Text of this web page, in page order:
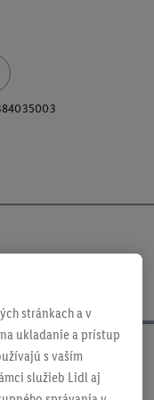
stránkach a v
ukladanie a prístup
s vaším
služieb Lidl aj